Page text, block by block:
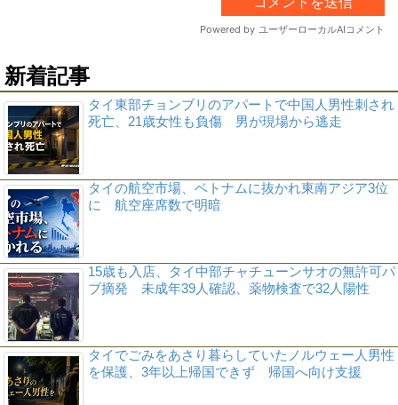
新着記事
タイ東部チョンブリのアパートで中国人男性刺され
死亡、21歳女性も負傷 男が現場から逃走
タイの航空市場、ベトナムに抜かれ東南アジア3位
に 航空座席数で明暗
15歳も入店、タイ中部チャチューンサオの無許可パ
ブ摘発 未成年39人確認、薬物検査で32人陽性
タイでごみをあさり暮らしていたノルウェー人男性
を保護、3年以上帰国できず 帰国へ向け支援